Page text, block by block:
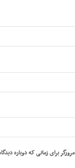
برای زمانی که دوباره